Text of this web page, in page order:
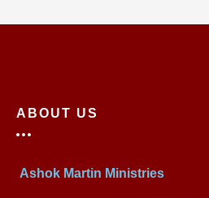
ABOUT US
Ashok Martin Ministries